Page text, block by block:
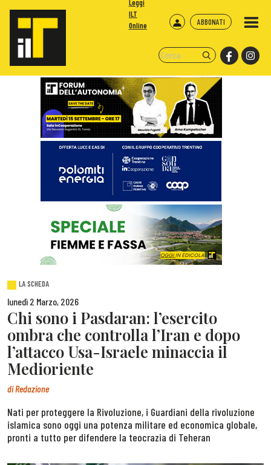
ABBONATI
Leggi
ILT
Online
LA SCHEDA
lunedì 2 Marzo, 2026
Chi sono i Pasdaran: l’esercito
ombra che controlla l’Iran e dopo
l’attacco Usa-Israele minaccia il
Medioriente
diRedazione
Nati per proteggere la Rivoluzione, i Guardiani della rivoluzione
islamica sono oggi una potenza militare ed economica globale,
pronti a tutto per difendere la teocrazia di Teheran